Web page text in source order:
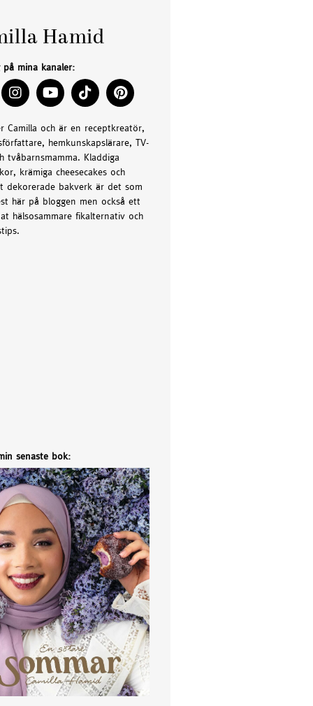
Hamid
på mina kanaler:
Camilla och är en receptkreatör,
hemkunskapslärare, TV-
tvåbarnsmamma. Kladdiga
krämiga cheesecakes och
dekorerade bakverk är det som
här på bloggen men också ett
hälsosammare fikalternativ och
senaste bok: